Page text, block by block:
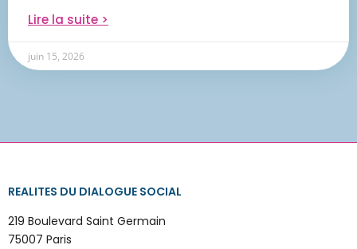
Lire la suite >
juin 15, 2026
REALITES DU DIALOGUE SOCIAL
219 Boulevard Saint Germain
75007 Paris